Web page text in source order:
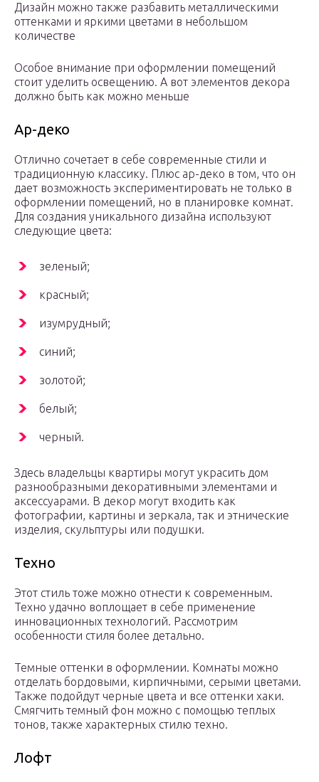
Дизайн можно также разбавить металлическими
оттенками и яркими цветами в небольшом
количестве
Особое внимание при оформлении помещений
стоит уделить освещению. А вот элементов декора
должно быть как можно меньше
Ар-деко
Отлично сочетает в себе современные стили и
традиционную классику. Плюс ар-деко в том, что он
дает возможность экспериментировать не только в
оформлении помещений, но в планировке комнат.
Для создания уникального дизайна используют
следующие цвета:
зеленый;
красный;
изумрудный;
синий;
золотой;
белый;
черный.
Здесь владельцы квартиры могут украсить дом
разнообразными декоративными элементами и
аксессуарами. В декор могут входить как
фотографии, картины и зеркала, так и этнические
изделия, скульптуры или подушки.
Техно
Этот стиль тоже можно отнести к современным.
Техно удачно воплощает в себе применение
инновационных технологий. Рассмотрим
особенности стиля более детально.
Темные оттенки в оформлении. Комнаты можно
отделать бордовыми, кирпичными, серыми цветами.
Также подойдут черные цвета и все оттенки хаки.
Смягчить темный фон можно с помощью теплых
тонов, также характерных стилю техно.
Лофт